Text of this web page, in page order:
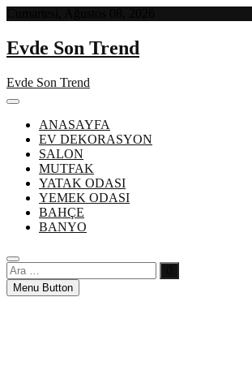
content
Evde Son Trend
Evde Son Trend
ANASAYFA
EV DEKORASYON
SALON
MUTFAK
YATAK ODASI
YEMEK ODASI
BAHÇE
BANYO
Ara
…Menu Button